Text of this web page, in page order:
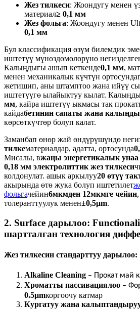
Жез тилкеси: Жоондугу менен
материал≥ 0,1 мм
Жез фольга: Жоондугу менен
0,1 мм
Бул классификация өзүм билемдик
иштетүү мүнөздөмөлөрүнө
Калыңдыгы ашып кеткенде0,1 мм,
менен механикалык күчтүн
жетишип, аны штамптоо жана ийүү
иштетүүгө ылайыктуу кылат.
мм, кайра иштетүү ыкмасы так
кайдабетинин сапаты жана
көрсөткүчтөр болуп калат.
Заманбап өнөр жай өндүрүшүндө
тилкематериалдар, адатта, ортосунда
Мисалы, вжаңы энергетикалык
0,18 мм электролиттик жез тилкеси
колдонулат. ашык аркылуу20 өтүү
акырында өтө жука болуп иштетилет
фольгачейин6мкмден 12мкмге чейин
толеранттуулук менен±0,5μm.
2. Surface дарылоо:
шартталган технология
Жез тилкесин стандарттуу дарылоо:
Alkaline Cleaning – Прокат май
Хроматты пассивациялоо –
0.5μmкоргоочу катмар
Кургатуу жана